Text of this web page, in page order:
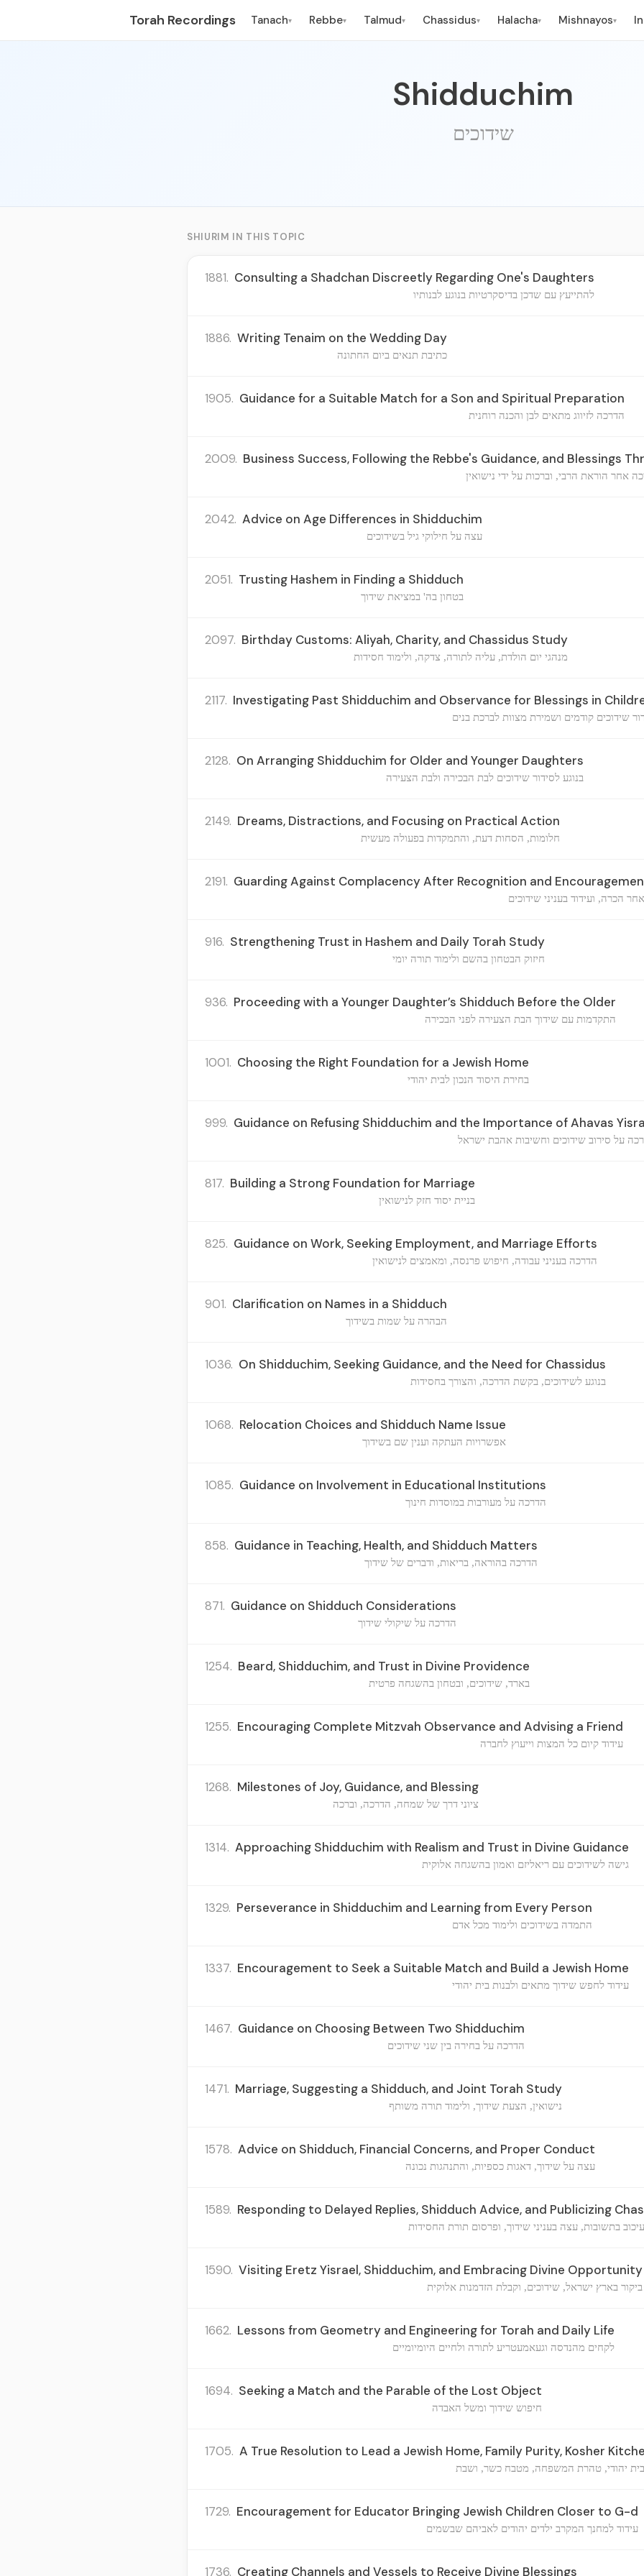
Torah Recordings Tanach▾ Rebbe▾ Talmud▾ Chassidus▾ Halacha▾ Mishnayos▾
Shidduchim
שידוכים
SHIURIM IN THIS TOPIC
1881. Consulting a Shadchan Discreetly Regarding One's Daughters
להתייעץ עם שדכן בדיסקרטיות בנוגע לבנותיו
1886. Writing Tenaim on the Wedding Day
כתיבת תנאים ביום החתונה
1905. Guidance for a Suitable Match for a Son and Spiritual Preparation
הדרכה לזיווג מתאים לבן והכנה רוחנית
2009. Business Success, Following the Rebbe's Guidance, and Blessings
אחר הוראת הרבי, וברכות על ידי נישואין
2042. Advice on Age Differences in Shidduchim
עצה על חילוקי גיל בשידוכים
2051. Trusting Hashem in Finding a Shidduch
בטחון בה' במציאת שידוך
2097. Birthday Customs: Aliyah, Charity, and Chassidus Study
מנהגי יום הולדת, עליה לתורה, צדקה, ולימוד חסידות
2117. Investigating Past Shidduchim and Observance for Blessings in
שידוכים קודמים ושמירת מצוות לברכת בנים
2128. On Arranging Shidduchim for Older and Younger Daughters
בנוגע לסידור שידוכים לבת הבכירה ולבת הצעירה
2149. Dreams, Distractions, and Focusing on Practical Action
חלומות, הסחות דעת, והתמקדות בפעולה מעשית
2191. Guarding Against Complacency After Recognition and
הכרה, ועידוד בעניני שידוכים
916. Strengthening Trust in Hashem and Daily Torah Study
חיזוק הבטחון בהשם ולימוד תורה יומי
936. Proceeding with a Younger Daughter’s Shidduch Before the Older
התקדמות עם שידוך הבת הצעירה לפני הבכירה
1001. Choosing the Right Foundation for a Jewish Home
בחירת היסוד הנכון לבית יהודי
999. Guidance on Refusing Shidduchim and the Importance of Ahavas
על סירוב שידוכים וחשיבות אהבת ישראל
817. Building a Strong Foundation for Marriage
בניית יסוד חזק לנישואין
825. Guidance on Work, Seeking Employment, and Marriage Efforts
הדרכה בעניני עבודה, חיפוש פרנסה, ומאמצים לנישואין
901. Clarification on Names in a Shidduch
הבהרה על שמות בשידוך
1036. On Shidduchim, Seeking Guidance, and the Need for Chassidus
בנוגע לשידוכים, בקשת הדרכה, והצורך בחסידות
1068. Relocation Choices and Shidduch Name Issue
אפשרויות העתקה וענין שם בשידוך
1085. Guidance on Involvement in Educational Institutions
הדרכה על מעורבות במוסדות חינוך
858. Guidance in Teaching, Health, and Shidduch Matters
הדרכה בהוראה, בריאות, ודברים של שידוך
871. Guidance on Shidduch Considerations
הדרכה על שיקולי שידוך
1254. Beard, Shidduchim, and Trust in Divine Providence
בארד, שידוכים, ובטחון בהשגחה פרטית
1255. Encouraging Complete Mitzvah Observance and Advising a Friend
עידוד קיום כל המצות וייעוץ לחברה
1268. Milestones of Joy, Guidance, and Blessing
ציוני דרך של שמחה, הדרכה, וברכה
1314. Approaching Shidduchim with Realism and Trust in Divine Guidance
גישה לשידוכים עם ריאליזם ואמון בהשגחה אלוקית
1329. Perseverance in Shidduchim and Learning from Every Person
התמדה בשידוכים ולימוד מכל אדם
1337. Encouragement to Seek a Suitable Match and Build a Jewish Home
עידוד לחפש שידוך מתאים ולבנות בית יהודי
1467. Guidance on Choosing Between Two Shidduchim
הדרכה על בחירה בין שני שידוכים
1471. Marriage, Suggesting a Shidduch, and Joint Torah Study
נישואין, הצעת שידוך, ולימוד תורה משותף
1578. Advice on Shidduch, Financial Concerns, and Proper Conduct
עצה על שידוך, דאגות כספיות, והתנהגות נכונה
1589. Responding to Delayed Replies, Shidduch Advice, and Publicizing
בתשובות, עצה בעניני שידוך, ופרסום תורת החסידות
1590. Visiting Eretz Yisrael, Shidduchim, and Embracing Divine Opportunity
ביקור בארץ ישראל, שידוכים, וקבלת הזדמנות אלוקית
1662. Lessons from Geometry and Engineering for Torah and Daily Life
לקחים מהנדסה וגעאמעטריע לתורה ולחיים היומיומיים
1694. Seeking a Match and the Parable of the Lost Object
חיפוש שידוך ומשל האבדה
1705. A True Resolution to Lead a Jewish Home, Family Purity, Kosher
יהודי, טהרת המשפחה, מטבח כשר, ושבת
1729. Encouragement for Educator Bringing Jewish Children Closer to G-d
עידוד למחנך המקרב ילדים יהודים לאביהם שבשמים
1736. Creating Channels and Vessels to Receive Divine Blessings